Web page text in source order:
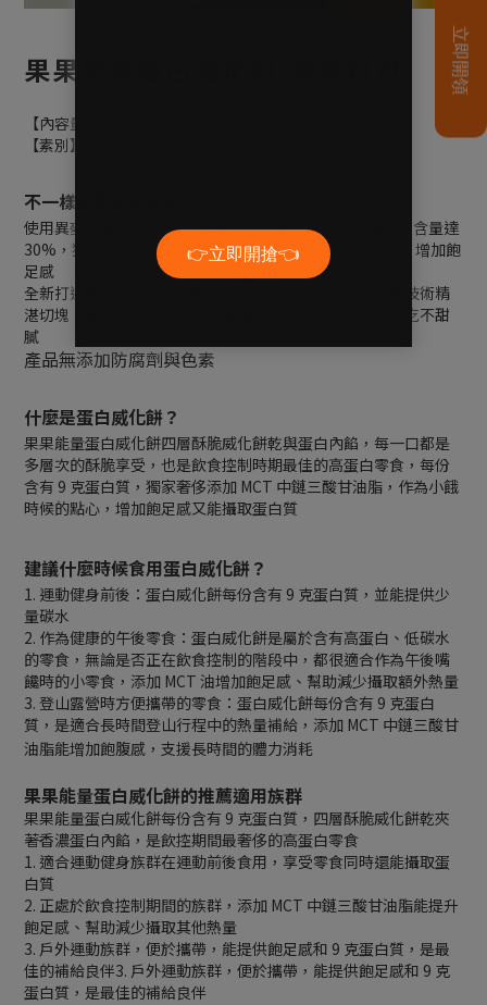
果果能量蛋白威化餅-香蕉可可
【內容量】每份 30 公克
【素別】：奶素可食
不一樣的蛋白威化餅
使用異麥芽寡糖、0克反式脂肪，每份蛋白威化餅的蛋白質含量達
30%，獨家添加 MCT 中鏈三酸甘油脂，快速轉換為能量、增加飽
足感
全新打造美味口感，香濃美味一口一塊不易碎，緊緻壓層技術精
湛切塊，層次分明不易碎。多層蛋白夾心，口感扎實，好吃不甜
膩
產品無添加防腐劑與色素
什麼是蛋白威化餅？
果果能量蛋白威化餅四層酥脆威化餅乾與蛋白內餡，每一口都是
多層次的酥脆享受，也是飲食控制時期最佳的高蛋白零食，每份
含有 9 克蛋白質，獨家奢侈添加 MCT 中鏈三酸甘油脂，作為小餓
時候的點心，增加飽足感又能攝取蛋白質
建議什麼時候食用蛋白威化餅？
1. 運動健身前後：蛋白威化餅每份含有 9 克蛋白質，並能提供少
量碳水
2. 作為健康的午後零食：蛋白威化餅是屬於含有高蛋白、低碳水
的零食，無論是否正在飲食控制的階段中，都很適合作為午後嘴
饞時的小零食，添加 MCT 油增加飽足感、幫助減少攝取額外熱量
3. 登山露營時方便攜帶的零食：蛋白威化餅每份含有 9 克蛋白
質，是適合長時間登山行程中的熱量補給，添加 MCT 中鏈三酸甘
油脂能增加飽腹感，支援長時間的體力消耗
果果能量蛋白威化餅的推薦適用族群
果果能量蛋白威化餅每份含有 9 克蛋白質，四層酥脆威化餅乾夾
著香濃蛋白內餡，是飲控期間最奢侈的高蛋白零食
1. 適合運動健身族群在運動前後食用，享受零食同時還能攝取蛋
白質
2. 正處於飲食控制期間的族群，添加 MCT 中鏈三酸甘油脂能提升
飽足感、幫助減少攝取其他熱量
3. 戶外運動族群，便於攜帶，能提供飽足感和 9 克蛋白質，是最
佳的補給良伴3. 戶外運動族群，便於攜帶，能提供飽足感和 9 克
蛋白質，是最佳的補給良伴